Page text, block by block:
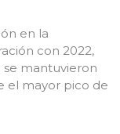
en la
con 2022,
se mantuvieron
el mayor pico de